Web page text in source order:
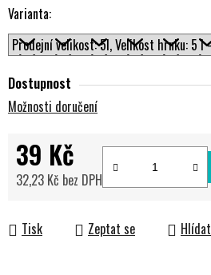
Varianta:
Dostupnost
Možnosti doručení
39 Kč
32,23 Kč bez DPH
Tisk Zeptat se Hlídat